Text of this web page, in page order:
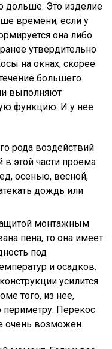
дольше. Это изделие
времени, если у
она либо
утвердительно
на окнах, скорее
большего
выполняют
функцию. И у нее
рода воздействий
этой части проема
осенью, весной,
дождь или
монтажным
пена, то она имеет
под
и осадков.
усилится
того, из нее,
периметру. Перекос
очень возможен.